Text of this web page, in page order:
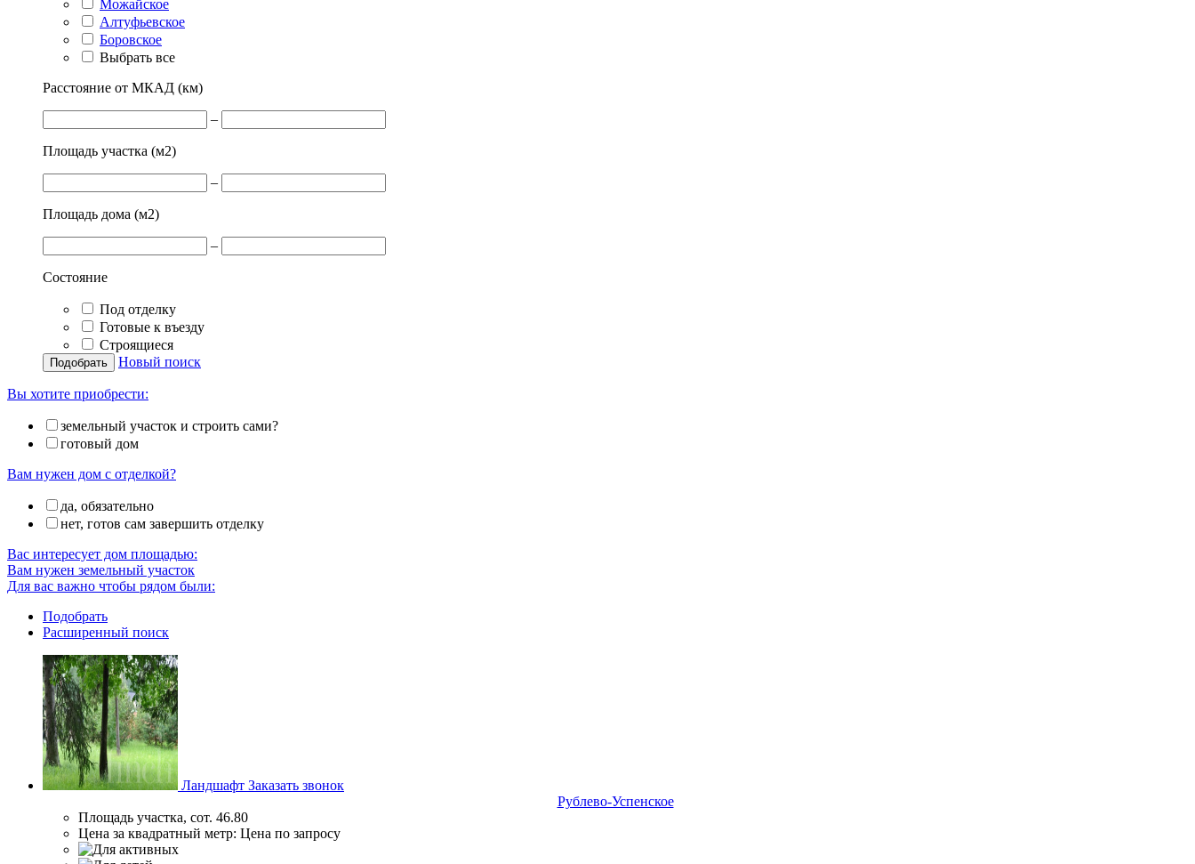
Можайское
Алтуфьевское
Боровское
Выбрать все
Расстояние от МКАД (км)
–
Площадь участка (м2)
–
Площадь дома (м2)
–
Состояние
Под отделку
Готовые к въезду
Строящиеся
Новый поиск
Вы хотите приобрести:
земельный участок и строить сами?
готовый дом
Вам нужен дом с отделкой?
да, обязательно
нет, готов сам завершить отделку
Вас интересует дом площадью:
Вам нужен земельный участок
Для вас важно чтобы рядом были:
Подобрать
Расширенный поиск
Ландшафт Заказать звонок
Рублево-Успенское
Площадь участка, сот. 46.80
Цена за квадратный метр: Цена по запросу